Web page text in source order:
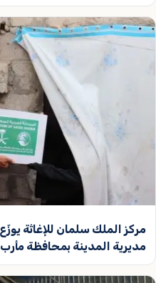
مديرية المدينة بمحافظة مأرب